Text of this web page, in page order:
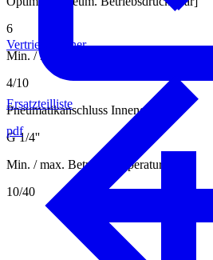
6
Min. / max. pneum. Betriebsdruck [bar]
4/10
Pneumatikanschluss Innengewinde
G 1/4''
Min. / max. Betriebstemperatur [°C]
10/40
Ersatzteilliste
pdf
Vertriebspartner